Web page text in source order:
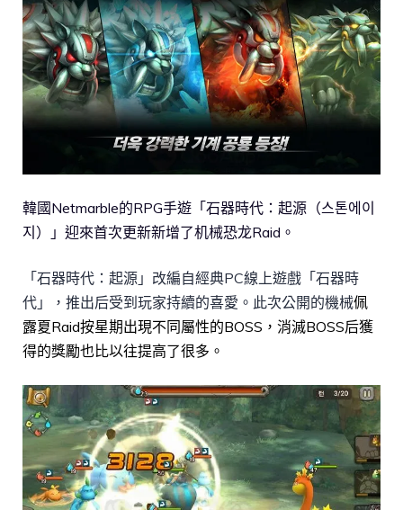
韓國Netmarble的RPG手遊「石器時代：起源（스톤에이
지）」迎來首次更新新增了机械恐龙Raid。
「石器時代：起源」改編自經典PC線上遊戲「石器時
代」，推出后受到玩家持續的喜愛。此次公開的機械佩
露夏Raid按星期出現不同屬性的BOSS，消滅BOSS后獲
得的獎勵也比以往提高了很多。